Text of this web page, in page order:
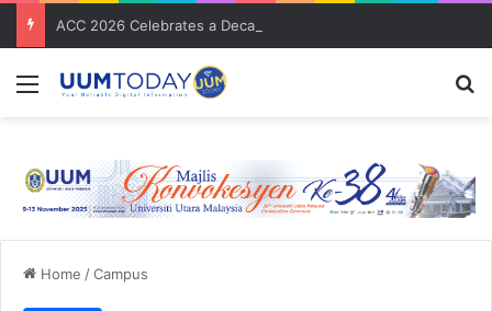
Menu
Home /Campus